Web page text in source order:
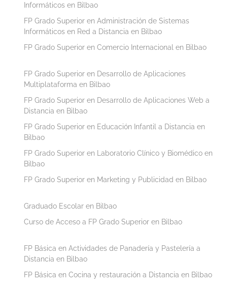
Informáticos en Bilbao
FP Grado Superior en Administración de Sistemas
Informáticos en Red a Distancia en Bilbao
FP Grado Superior en Comercio Internacional en Bilbao
FP Grado Superior en Desarrollo de Aplicaciones
Multiplataforma en Bilbao
FP Grado Superior en Desarrollo de Aplicaciones Web a
Distancia en Bilbao
FP Grado Superior en Educación Infantil a Distancia en
Bilbao
FP Grado Superior en Laboratorio Clínico y Biomédico en
Bilbao
FP Grado Superior en Marketing y Publicidad en Bilbao
Graduado Escolar en Bilbao
Curso de Acceso a FP Grado Superior en Bilbao
FP Básica en Actividades de Panadería y Pastelería a
Distancia en Bilbao
FP Básica en Cocina y restauración a Distancia en Bilbao